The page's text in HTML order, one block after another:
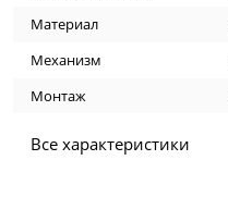
Материал
Механизм
Монтаж
Все характеристики